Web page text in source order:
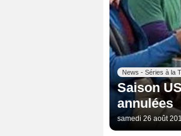
News - Séries à la
Saison
annulées
samedi 26 août